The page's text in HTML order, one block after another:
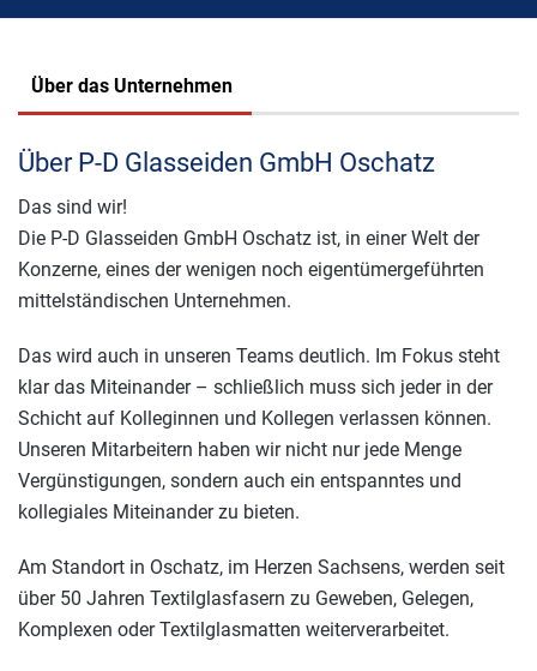
Über das Unternehmen
Über P-D Glasseiden GmbH Oschatz
Das sind wir!
Die P-D Glasseiden GmbH Oschatz ist, in einer Welt der
Konzerne, eines der wenigen noch eigentümergeführten
mittelständischen Unternehmen.
Das wird auch in unseren Teams deutlich. Im Fokus steht
klar das Miteinander – schließlich muss sich jeder in der
Schicht auf Kolleginnen und Kollegen verlassen können.
Unseren Mitarbeitern haben wir nicht nur jede Menge
Vergünstigungen, sondern auch ein entspanntes und
kollegiales Miteinander zu bieten.
Am Standort in Oschatz, im Herzen Sachsens, werden seit
über 50 Jahren Textilglasfasern zu Geweben, Gelegen,
Komplexen oder Textilglasmatten weiterverarbeitet.